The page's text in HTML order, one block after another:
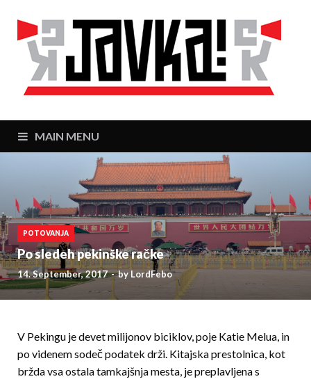
MAIN MENU
POTOVANJA
Po sledeh pekinške račke
14. September, 2017-by LordFebo
V Pekingu je devet milijonov biciklov, poje Katie Melua, in
po videnem sodeč podatek drži. Kitajska prestolnica, kot
bržda vsa ostala tamkajšnja mesta, je preplavljena s